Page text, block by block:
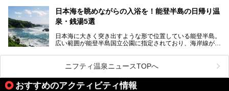
今回はそんなサウナによく行く人もこれから楽しむ人も格安
で楽しめるサウナを紹介します。
など、種類豊富ですよ。
日本海を眺めながらの入浴を！能登半島の日帰り温
泉・銭湯5選
日本海に大きく突き出すような形で位置している能登半島。
広い範囲が能登半島国立公園に指定されており、海岸線が作
車で行くのがオススメですが、ドライブの際にぜひ一緒に楽
しんでいただきたいのが温泉です。絶景を眺めながらつかる
温泉は最高ですよ！ 今回はそんな能登の温泉を5つご紹介
します。
ニフティ温泉ニュースTOPへ
おすすめのアクティビティ情報